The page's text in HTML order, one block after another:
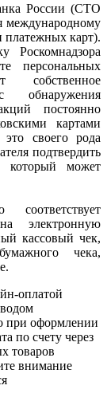
России (СТО
международному
платежных карт).
Роскомнадзора
персональных
собственное
обнаружения
постоянно
картами
своего рода
подтвердить
который может
электронную
кассовый чек,
чека,
оплатой
при оформлении
по счету через
товаров
внимание